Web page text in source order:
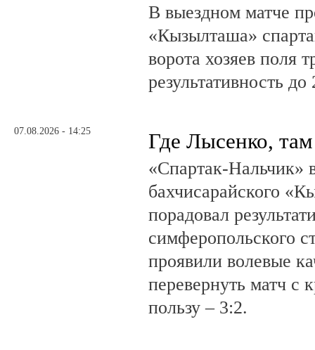
В выездном матче
«Кызылташа»
ворота хозяев поля
результативность
07.08.2026 - 14:25 Где Лысенко,
«Спартак-Нальчик»
бахчисарайского
порадовал
симферопольского
проявили волевые
перевернуть матч с
пользу – 3:2.